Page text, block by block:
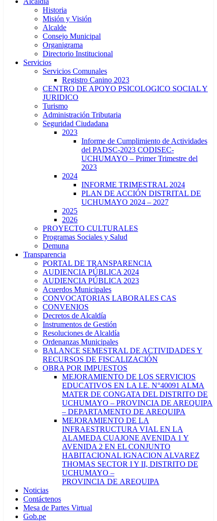
Historia
Misión y Visión
Alcalde
Consejo Municipal
Organigrama
Directorio Institucional
Servicios
Servicios Comunales
Registro Canino 2023
CENTRO DE APOYO PSICOLOGICO SOCIAL Y
JURIDICO
Turismo
Administración Tributaria
Seguridad Ciudadana
2023
Informe de Cumplimiento de Actividades
del PADSC-2023 CODISEC-
UCHUMAYO – Primer Trimestre del
2023
2024
INFORME TRIMESTRAL 2024
PLAN DE ACCIÓN DISTRITAL DE
UCHUMAYO 2024 – 2027
2025
2026
PROYECTO CULTURALES
Programas Sociales y Salud
Demuna
Transparencia
PORTAL DE TRANSPARENCIA
AUDIENCIA PÚBLICA 2024
AUDIENCIA PÚBLICA 2023
Acuerdos Municipales
CONVOCATORIAS LABORALES CAS
CONVENIOS
Decretos de Alcaldía
Instrumentos de Gestión
Resoluciones de Alcaldía
Ordenanzas Municipales
BALANCE SEMESTRAL DE ACTIVIDADES Y
RECURSOS DE FISCALIZACIÓN
OBRA POR IMPUESTOS
MEJORAMIENTO DE LOS SERVICIOS
EDUCATIVOS EN LA I.E. N°40091 ALMA
MATER DE CONGATA DEL DISTRITO DE
UCHUMAYO – PROVINCIA DE AREQUIPA
– DEPARTAMENTO DE AREQUIPA
MEJORAMIENTO DE LA
INFRAESTRUCTURA VIAL EN LA
ALAMEDA CUAJONE AVENIDA 1 Y
AVENIDA 2 EN EL CONJUNTO
HABITACIONAL IGNACION ALVAREZ
THOMAS SECTOR I Y II, DISTRITO DE
UCHUMAYO –
PROVINCIA DE AREQUIPA
Noticias
Contáctenos
Mesa de Partes Virtual
Gob.pe